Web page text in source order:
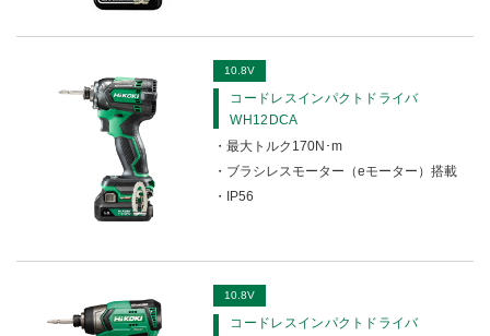
ジグソー・ミニソー
ルータ
10.8V
コードレスインパクトドライバ
WH12DCA
最大トルク170N･m
ブラシレスモーター（eモーター）搭載
IP56
10.8V
コードレスインパクトドライバ